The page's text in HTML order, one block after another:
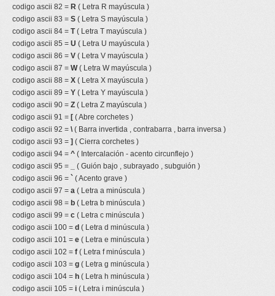
codigo ascii 82 = R ( Letra R mayúscula )
codigo ascii 83 = S ( Letra S mayúscula )
codigo ascii 84 = T( Letra T mayúscula )
codigo ascii 85 = U ( Letra U mayúscula )
codigo ascii 86 = V ( Letra V mayúscula )
codigo ascii 87 = W( Letra W mayúscula )
codigo ascii 88 = X ( Letra X mayúscula )
codigo ascii 89 = Y ( Letra Y mayúscula )
codigo ascii 90 = Z ( Letra Z mayúscula )
codigo ascii 91 = [ ( Abre corchetes )
codigo ascii 92 = \( Barra invertida , contrabarra , barra inversa )
codigo ascii 93 = ] ( Cierra corchetes )
codigo ascii 94 = ^ ( Intercalación - acento circunflejo )
codigo ascii 95 =
( Guión bajo , subrayado , subguión )
codigo ascii 96 = ` ( Acento grave )
codigo ascii 97 = a ( Letra a minúscula )
codigo ascii 98 = b ( Letra b minúscula )
codigo ascii 99 = c ( Letra c minúscula )
codigo ascii 100 = d ( Letra d minúscula )
codigo ascii 101 = e ( Letra e minúscula )
codigo ascii 102 = f ( Letra f minúscula )
codigo ascii 103 = g ( Letra g minúscula )
codigo ascii 104 = h ( Letra h minúscula )
codigo ascii 105 = i ( Letra i minúscula )